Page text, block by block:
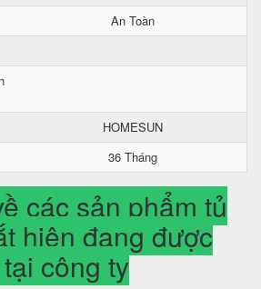
An Toàn
HOMESUN
36 Tháng
các sản phẩm tủ
hiện đang được
công ty